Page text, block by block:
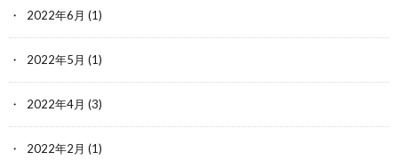
2022年6月 (1)
2022年5月 (1)
2022年4月 (3)
2022年2月 (1)